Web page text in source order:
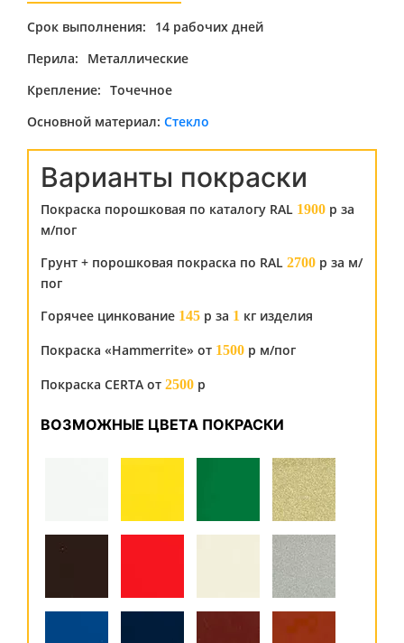
Срок выполнения:
14 рабочих дней
Перила:
Металлические
Крепление: Точечное
Основной материал: Стекло
Варианты покраски
Покраска порошковая по каталогу RAL 1900 р за
м/пог
Грунт + порошковая покраска по RAL 2700 р за м/
пог
Горячее цинкование 145 р за 1 кг изделия
Покраска «Hammerrite» от 1500 р м/пог
Покраска CERTA от 2500 р
ВОЗМОЖНЫЕ ЦВЕТА ПОКРАСКИ